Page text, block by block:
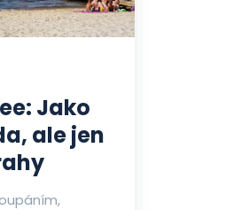
Jako
ale jen